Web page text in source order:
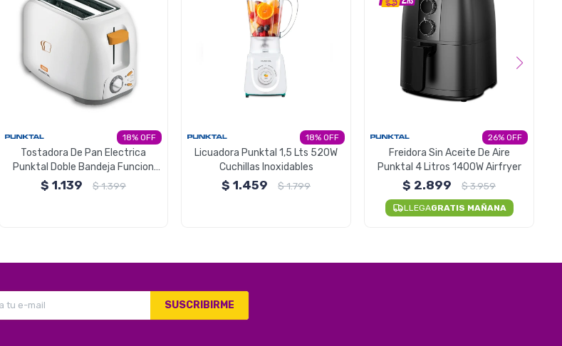
18
Tostadora De Pan Electrica
Punktal Doble Bandeja Funcion
Recalentar y Tostar
$ 1.139 $1.399
18
Licuadora Punktal 1,5 Lts 520W
Cuchillas Inoxidables
$ 1.459 $1.799
26
Freidora Sin Aceite De Aire
Punktal 4 Litros 1400W Airfryer
$ 2.899 $3.959
LLEGAGRATIS MAÑANA
SUSCRIBIRME